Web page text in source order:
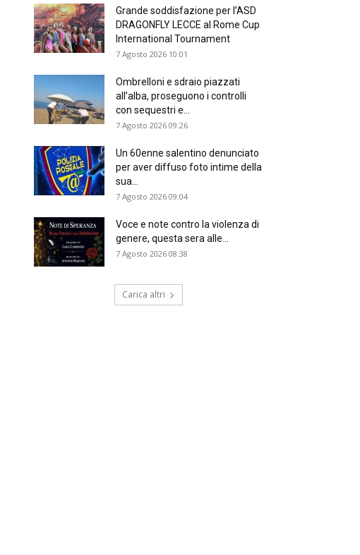
Grande soddisfazione per l’ASD
DRAGONFLY LECCE al Rome Cup
International Tournament
7 Agosto 2026 10:01
Ombrelloni e sdraio piazzati
all’alba, proseguono i controlli
con sequestri e...
7 Agosto 2026 09:26
Un 60enne salentino denunciato
per aver diffuso foto intime della
sua...
7 Agosto 2026 09:04
Voce e note contro la violenza di
genere, questa sera alle...
7 Agosto 2026 08:38
Carica altri